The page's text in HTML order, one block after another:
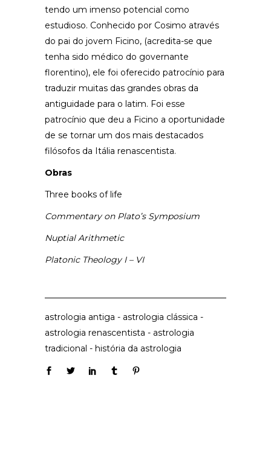
tendo um imenso potencial como
estudioso. Conhecido por Cosimo através
do pai do jovem Ficino, (acredita-se que
tenha sido médico do governante
florentino), ele foi oferecido patrocínio para
traduzir muitas das grandes obras da
antiguidade para o latim. Foi esse
patrocínio que deu a Ficino a oportunidade
de se tornar um dos mais destacados
filósofos da Itália renascentista.
Obras
Three books of life
Commentary on Plato’s Symposium
Nuptial Arithmetic
Platonic Theology I – VI
astrologia antiga - astrologia clássica -
astrologia renascentista - astrologia
tradicional - história da astrologia